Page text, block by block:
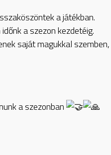
a játékban.
a szezon kezdetéig.
saját magukkal szemben,
a szezonban